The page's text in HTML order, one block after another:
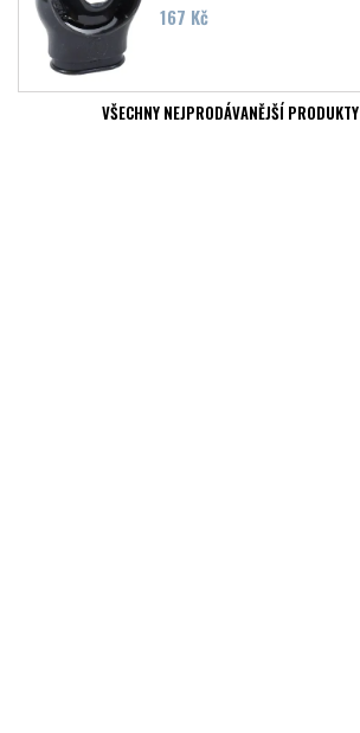
Cena
167 Kč
VŠECHNY NEJPRODÁVANĚJŠÍ PRODUKTY